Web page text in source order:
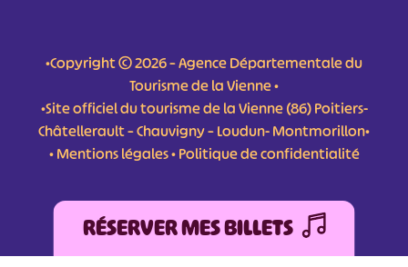
•Copyright © 2026 – Agence Départementale du
Tourisme de la Vienne •
•Site officiel du tourisme de la Vienne (86) Poitiers-
Châtellerault – Chauvigny – Loudun- Montmorillon•
•Mentions légales•Politique de confidentialité
RÉSERVER MES BILLETS